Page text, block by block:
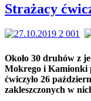
Strażacy
Około 30 druhów z
Mokrego i Kamionki
ćwiczyło 26
zakleszczonych w